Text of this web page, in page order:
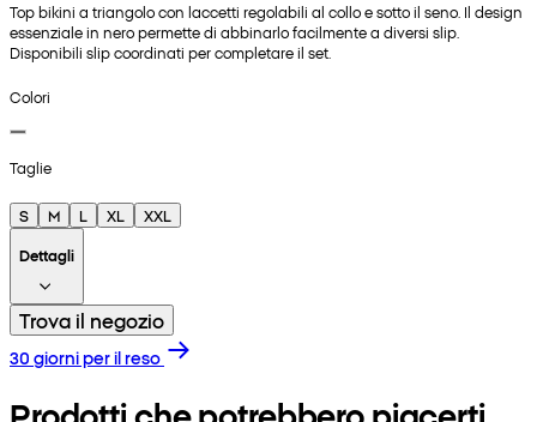
Top bikini a triangolo con laccetti regolabili al collo e sotto il seno. Il design
essenziale in nero permette di abbinarlo facilmente a diversi slip.
Disponibili slip coordinati per completare il set.
Colori
Taglie
S M L XL
XXL
Dettagli
Trova il negozio
30 giorni per il reso